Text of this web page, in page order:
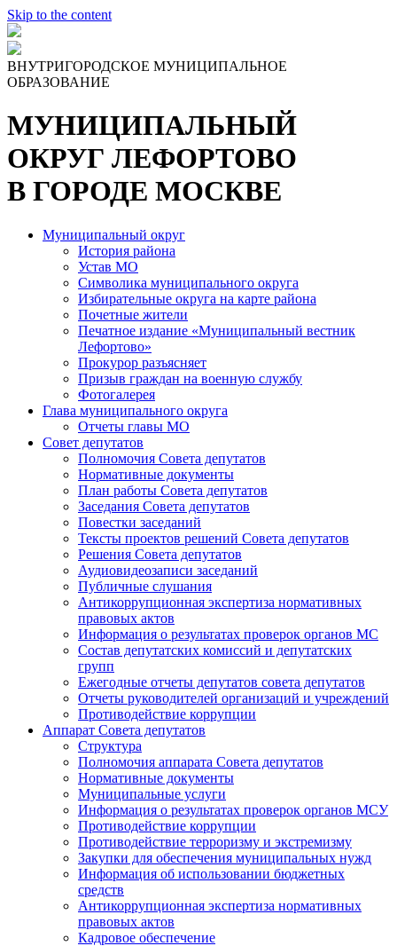
Skip to the content
ВНУТРИГОРОДСКОЕ МУНИЦИПАЛЬНОЕ
ОБРАЗОВАНИЕ
МУНИЦИПАЛЬНЫЙ
ОКРУГ ЛЕФОРТОВО
В ГОРОДЕ МОСКВЕ
Муниципальный округ
История района
Устав МО
Символика муниципального округа
Избирательные округа на карте района
Почетные жители
Печатное издание «Муниципальный вестник
Лефортово»
Прокурор разъясняет
Призыв граждан на военную службу
Фотогалерея
Глава муниципального округа
Отчеты главы МО
Совет депутатов
Полномочия Совета депутатов
Нормативные документы
План работы Совета депутатов
Заседания Cовета депутатов
Повестки заседаний
Тексты проектов решений Совета депутатов
Решения Совета депутатов
Аудиовидеозаписи заседаний
Публичные слушания
Антикоррупционная экспертиза нормативных
правовых актов
Информация о результатах проверок органов МС
Состав депутатских комиссий и депутатских
групп
Ежегодные отчеты депутатов совета депутатов
Отчеты руководителей организаций и учреждений
Противодействие коррупции
Аппарат Совета депутатов
Структура
Полномочия аппарата Совета депутатов
Нормативные документы
Муниципальные услуги
Информация о результатах проверок органов МСУ
Противодействие коррупции
Противодействие терроризму и экстремизму
Закупки для обеспечения муниципальных нужд
Информация об использовании бюджетных
средств
Антикоррупционная экспертиза нормативных
правовых актов
Кадровое обеспечение